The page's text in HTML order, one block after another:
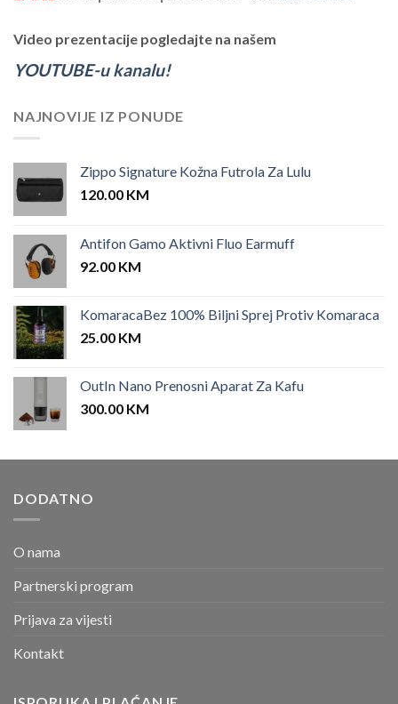
Video prezentacije pogledajte na našem
YOUTUBE-u kanalu!
NAJNOVIJE IZ PONUDE
Zippo Signature Kožna Futrola Za Lulu
120.00 KM
Antifon Gamo Aktivni Fluo Earmuff
92.00 KM
KomaracaBez 100% Biljni Sprej Protiv Komaraca
25.00 KM
OutIn Nano Prenosni Aparat Za Kafu
300.00 KM
DODATNO
O nama
Partnerski program
Prijava za vijesti
Kontakt